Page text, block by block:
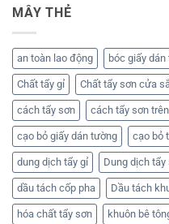
MÂY THẺ
an toàn lao động bóc giấy dán
Chất tẩy gỉ Chất tẩy sơn cửa
cách tẩy sơn cách tẩy sơn
cạo bỏ giấy dán tường cạo bỏ
dung dịch tẩy gỉ Dung dịch tẩy
dầu tách cốp pha Dầu tách
hóa chất tẩy sơn khuôn bê